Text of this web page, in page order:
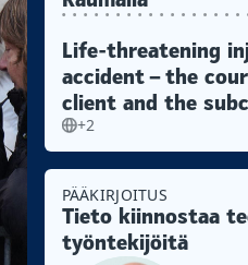
Life-threatening
accident – the
client and the
+2
PÄÄKIRJOITUS
Tieto kiinnostaa
työntekijöitä